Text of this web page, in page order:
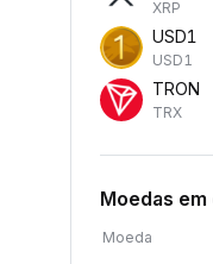
XRP
USD1
USD1
TRON
TRX
Moedas
Moeda